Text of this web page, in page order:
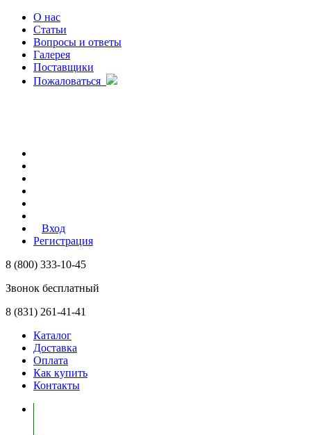
О нас
Статьи
Вопросы и ответы
Галерея
Поставщики
Пожаловаться
Вход
Регистрация
8 (800) 333-10-45
Звонок бесплатный
8 (831) 261-41-41
Каталог
Доставка
Оплата
Как купить
Контакты